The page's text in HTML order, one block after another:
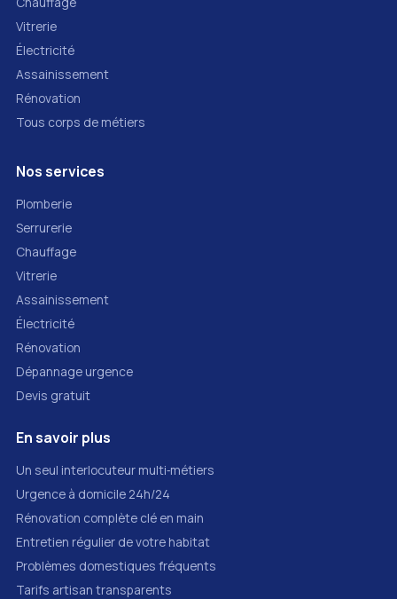
Vitrerie
Électricité
Assainissement
Rénovation
Tous corps de métiers
Nos services
Plomberie
Serrurerie
Chauffage
Vitrerie
Assainissement
Électricité
Rénovation
Dépannage urgence
Devis gratuit
En savoir plus
Un seul interlocuteur multi‑métiers
Urgence à domicile 24h/24
Rénovation complète clé en main
Entretien régulier de votre habitat
Problèmes domestiques fréquents
Tarifs artisan transparents